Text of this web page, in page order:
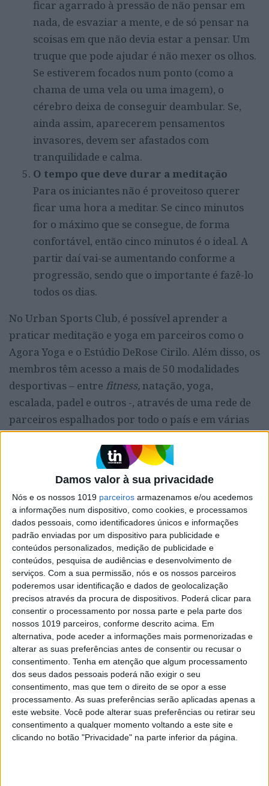
Damos valor à sua privacidade
Nós e os nossos 1019 parceiros armazenamos e/ou acedemos
a informações num dispositivo, como cookies, e processamos
dados pessoais, como identificadores únicos e informações
padrão enviadas por um dispositivo para publicidade e
conteúdos personalizados, medição de publicidade e
conteúdos, pesquisa de audiências e desenvolvimento de
serviços. Com a sua permissão, nós e os nossos parceiros
poderemos usar identificação e dados de geolocalização
precisos através da procura de dispositivos. Poderá clicar para
consentir o processamento por nossa parte e pela parte dos
nossos 1019 parceiros, conforme descrito acima. Em
alternativa, pode aceder a informações mais pormenorizadas e
alterar as suas preferências antes de consentir ou recusar o
consentimento. Tenha em atenção que algum processamento
dos seus dados pessoais poderá não exigir o seu
consentimento, mas que tem o direito de se opor a esse
processamento. As suas preferências serão aplicadas apenas a
este website. Você pode alterar suas preferências ou retirar seu
consentimento a qualquer momento voltando a este site e
clicando no botão "Privacidade" na parte inferior da página.
ficar agarrado à pressão de não pensar em
nada, de esvaziar a mente, e de só pensar na
scoisas em que não devia estar a pensar. Um
truque que pode ajudar é não mexer os olhos.
Se estiverem focados num ponto (como a
chama de uma vela ou uma imagem), o
cérebro deixa de conseguir deambular. Se,
ainda assim, aparecerem pensamentos
invasores, devem ser afastados com
tranquilidade e calma.
O tempo que deve durar a meditação
Para os iniciantes não é proveitoso querer
ficar uma hora a meditar. Se cinco minutos
for o máximo que se consegue, de forma
confortável, então cinco minutos é o ideal. A
partir daí vai-se aumentando conforme a
progressão, sendo que o importante é fazê-lo
todos os dias.
No Urban Sports Club, é possível aprender a
praticar meditação e yoga em parceiros como o
Agora Yoga e o Estúdio DeRose Cirilo. Além disso, os
membros têm acesso a mais de 50 modalidades
desportivas – entre fitness, natação, yoga,
escalada, padel e outros -, através de uma rede de
parceiros espalhados por todo o país e em várias
cidades da Europa, com uma única subscrição
RELACIONADOS
ESTES DESPORTOS FAZEM MARAVILHAS PELA
SAÚDE MENTAL
CONFIRA ESTE DESAFIO DE 16 DIAS PELA SAÚDE
MENTAL
6 CONSELHOS PARA MANTER A SAÚDE MENTAL EM
DIA
PALAVRAS-CHAVE